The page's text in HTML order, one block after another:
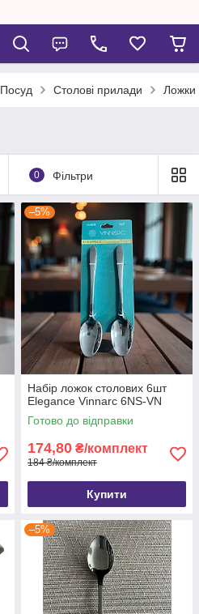
Посуд Столові прилади Ложки
0 Фільтри
–5%
Набір ложок столових 6шт
Elegance Vinnarc 6NS-VN
Готово до відправки
174,80 ₴/комплект
184 ₴/комплект
Купити
–5%